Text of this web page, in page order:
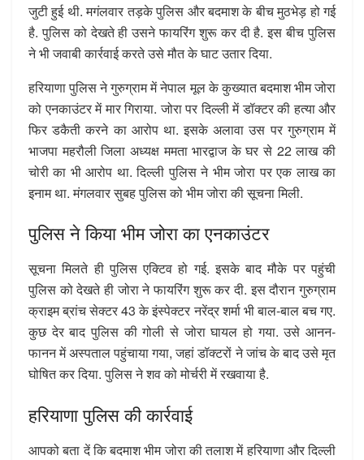
जुटी हुई थी. मगंलवार तड़के पुलिस और बदमाश के बीच मुठभेड़ हो गई
है. पुलिस को देखते ही उसने फायरिंग शुरू कर दी है. इस बीच पुलिस
ने भी जवाबी कार्रवाई करते उसे मौत के घाट उतार दिया.
हरियाणा पुलिस ने गुरुग्राम में नेपाल मूल के कुख्यात बदमाश भीम जोरा
को एनकाउंटर में मार गिराया. जोरा पर दिल्ली में डॉक्टर की हत्या और
फिर डकैती करने का आरोप था. इसके अलावा उस पर गुरुग्राम में
भाजपा महरौली जिला अध्यक्ष ममता भारद्वाज के घर से 22 लाख की
चोरी का भी आरोप था. दिल्ली पुलिस ने भीम जोरा पर एक लाख का
इनाम था. मंगलवार सुबह पुलिस को भीम जोरा की सूचना मिली.
पुलिस ने किया भीम जोरा का एनकाउंटर
सूचना मिलते ही पुलिस एक्टिव हो गई. इसके बाद मौके पर पहुंची
पुलिस को देखते ही जोरा ने फायरिंग शुरू कर दी. इस दौरान गुरुग्राम
क्राइम ब्रांच सेक्टर 43 के इंस्पेक्टर नरेंद्र शर्मा भी बाल-बाल बच गए.
कुछ देर बाद पुलिस की गोली से जोरा घायल हो गया. उसे आनन-
फानन में अस्पताल पहुंचाया गया, जहां डॉक्टरों ने जांच के बाद उसे मृत
घोषित कर दिया. पुलिस ने शव को मोर्चरी में रखवाया है.
हरियाणा पुलिस की कार्रवाई
आपको बता दें कि बदमाश भीम जोरा की तलाश में हरियाणा और दिल्ली